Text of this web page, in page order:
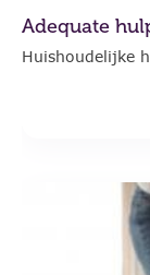
Adequate
Huishoudelijke